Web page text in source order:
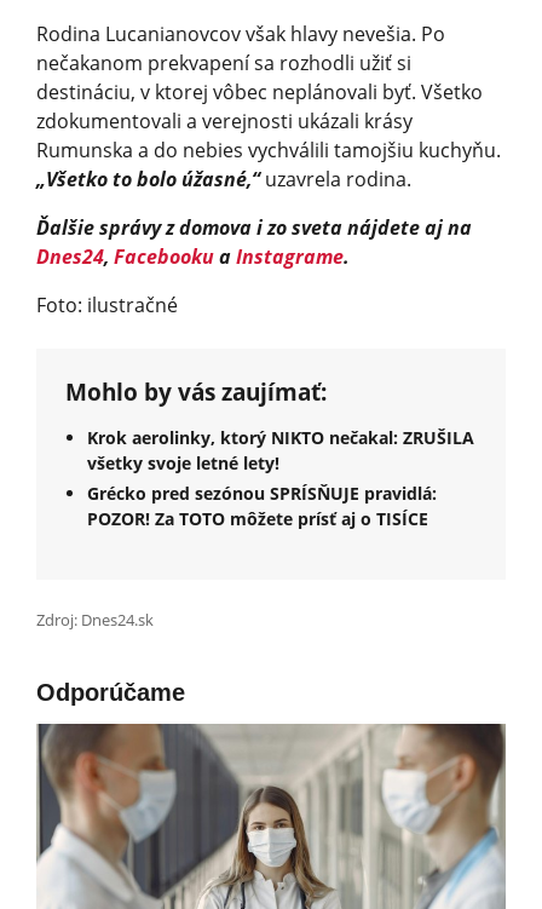
Rodina Lucanianovcov však hlavy nevešia. Po
nečakanom prekvapení sa rozhodli užiť si
destináciu, v ktorej vôbec neplánovali byť. Všetko
zdokumentovali a verejnosti ukázali krásy
Rumunska a do nebies vychválili tamojšiu kuchyňu.
„Všetko to bolo úžasné,“uzavrela rodina.
Ďalšie správy z domova i zo sveta nájdete aj na
Dnes24, FacebookuaInstagrame.
Foto: ilustračné
Mohlo by vás zaujímať:
Krok aerolinky, ktorý NIKTO nečakal: ZRUŠILA
všetky svoje letné lety!
Grécko pred sezónou SPRÍSŇUJE pravidlá:
POZOR! Za TOTO môžete prísť aj o TISÍCE
Zdroj: Dnes24.sk
Odporúčame